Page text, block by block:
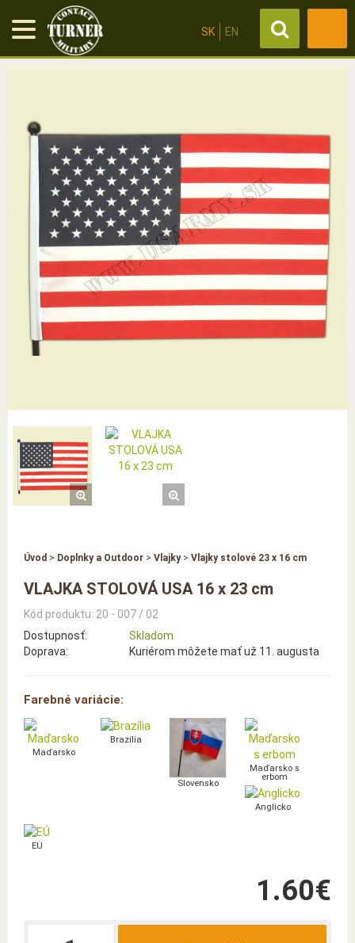
SK EN
Úvod > Doplnky a Outdoor > Vlajky > Vlajky stolové 23 x 16 cm
VLAJKA STOLOVÁ USA 16 x 23 cm
Kód produktu: 20 - 007 / 02
Dostupnosť:
Skladom
Doprava:
Kuriérom môžete mať už 11. augusta
Farebné variácie:
Maďarsko
Brazília
Slovensko
Maďarsko s
erbom
Anglicko
EÚ
1.60€